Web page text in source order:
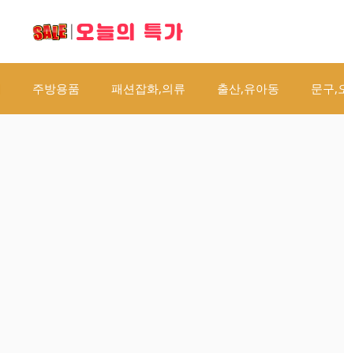
주방용품 패션잡화,의류 출산,유아동 문구,